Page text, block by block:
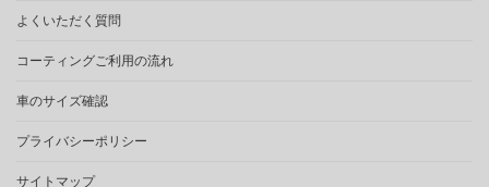
送
り
よくいただく質問
コーティングご利用の流れ
車のサイズ確認
プライバシーポリシー
サイトマップ